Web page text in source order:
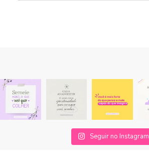
Seguir no Instagram